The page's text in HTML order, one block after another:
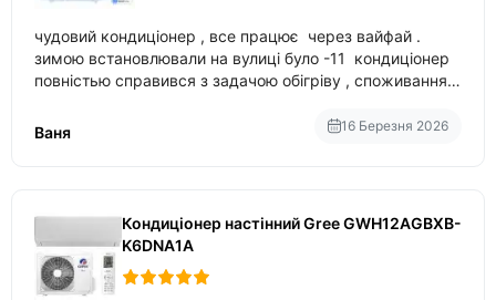
чудовий кондиціонер , все працює через вайфай .
зимою встановлювали на вулиці було -11 кондиціонер
повністью справився з задачою обігріву , споживання
температури
Ваня 16 Березня 2026
Кондиціонер настінний Gree GWH12AGBXB-
K6DNA1A